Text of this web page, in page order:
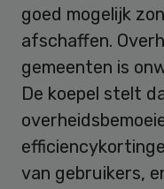
goed mogelijk
afschaffen.
gemeenten is
De koepel stelt
van gebruikers,